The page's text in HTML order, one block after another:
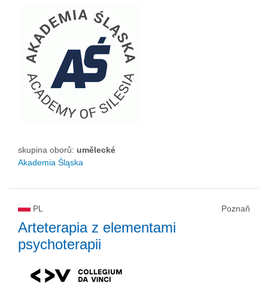
skupina oborů: umělecké
Akademia Śląska
PL Poznaň
Arteterapia z elementami
psychoterapii